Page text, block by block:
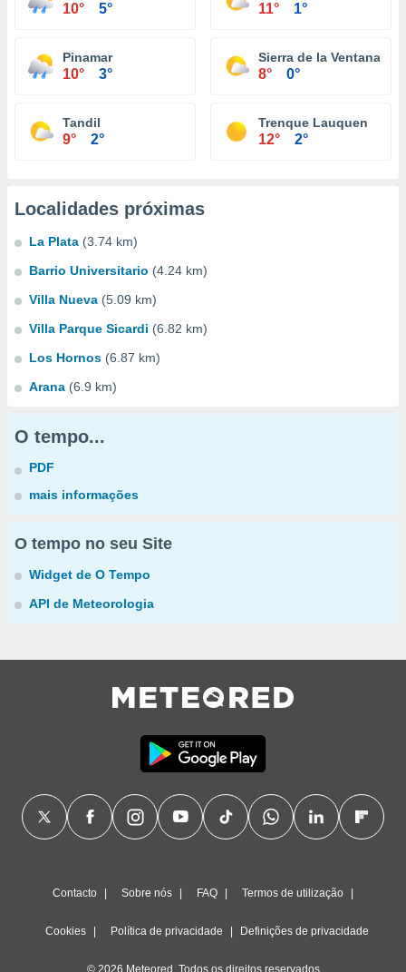
10° 5° 11° 1°
Pinamar
10° 3°
Sierra de la Ventana
8° 0°
Tandil
9° 2°
Trenque Lauquen
12° 2°
Localidades próximas
La Plata (3.74 km)
Barrio Universitario (4.24 km)
Villa Nueva (5.09 km)
Villa Parque Sicardi (6.82 km)
Los Hornos (6.87 km)
Arana (6.9 km)
O tempo...
PDF
mais informações
O tempo no seu Site
Widget de O Tempo
API de Meteorologia
Contacto Sobre nós FAQ Termos de utilização
Cookies Política de privacidade Definições de privacidade
© 2026 Meteored. Todos os direitos reservados